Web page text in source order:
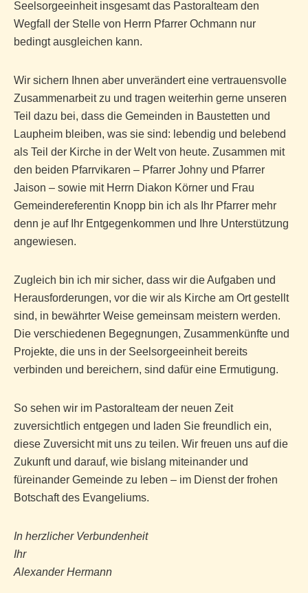
Seelsorgeeinheit insgesamt das Pastoralteam den
Wegfall der Stelle von Herrn Pfarrer Ochmann nur
bedingt ausgleichen kann.
Wir sichern Ihnen aber unverändert eine vertrauensvolle
Zusammenarbeit zu und tragen weiterhin gerne unseren
Teil dazu bei, dass die Gemeinden in Baustetten und
Laupheim bleiben, was sie sind: lebendig und belebend
als Teil der Kirche in der Welt von heute. Zusammen mit
den beiden Pfarrvikaren – Pfarrer Johny und Pfarrer
Jaison – sowie mit Herrn Diakon Körner und Frau
Gemeindereferentin Knopp bin ich als Ihr Pfarrer mehr
denn je auf Ihr Entgegenkommen und Ihre Unterstützung
angewiesen.
Zugleich bin ich mir sicher, dass wir die Aufgaben und
Herausforderungen, vor die wir als Kirche am Ort gestellt
sind, in bewährter Weise gemeinsam meistern werden.
Die verschiedenen Begegnungen, Zusammenkünfte und
Projekte, die uns in der Seelsorgeeinheit bereits
verbinden und bereichern, sind dafür eine Ermutigung.
So sehen wir im Pastoralteam der neuen Zeit
zuversichtlich entgegen und laden Sie freundlich ein,
diese Zuversicht mit uns zu teilen. Wir freuen uns auf die
Zukunft und darauf, wie bislang miteinander und
füreinander Gemeinde zu leben – im Dienst der frohen
Botschaft des Evangeliums.
In herzlicher Verbundenheit
Ihr
Alexander Hermann